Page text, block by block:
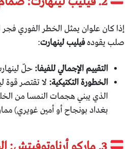
​إذا كان علوان يمثل الخطر الفوري
صلب يقودهفيليب لينهارت:
التقييم الإجمالي للفيفا: حلّ
الخطورة التكتيكية: لا تقتصر قوة
بغداد بونجاح أو أمين غويري)